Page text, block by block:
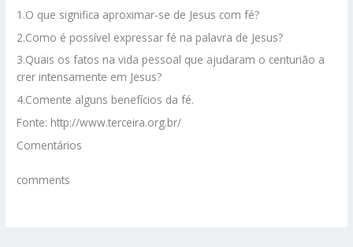
1.O que significa aproximar-se de Jesus com fé?
2.Como é possível expressar fé na palavra de Jesus?
3.Quais os fatos na vida pessoal que ajudaram o centurião a
crer intensamente em Jesus?
4.Comente alguns benefícios da fé.
Fonte: http://www.terceira.org.br/
Comentários
comments